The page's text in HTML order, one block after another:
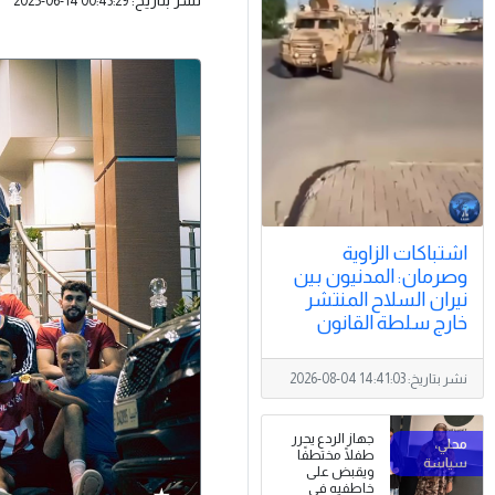
اشتباكات الزاوية
وصرمان: المدنيون بين
نيران السلاح المنتشر
خارج سلطة القانون
نشر بتاريخ:2026-08-04 14:41:03
جهاز الردع يحرر
طفلًا مختطفًا
ويقبض على
خاطفيه في